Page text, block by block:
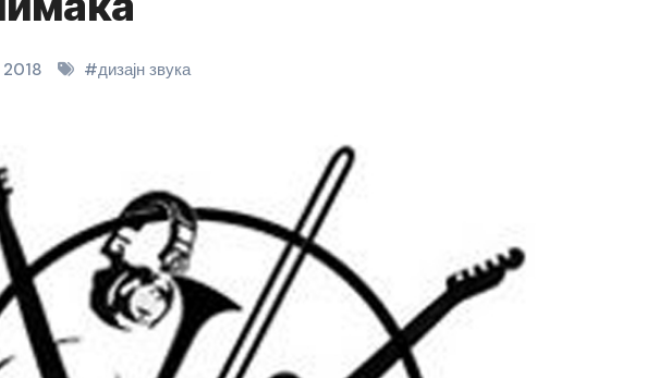
#дизајн звука